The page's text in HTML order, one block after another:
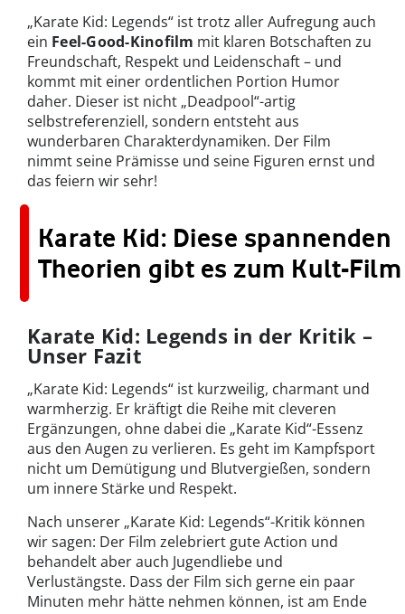
„Karate Kid: Legends“ ist trotz aller Aufregung auch
ein Feel-Good-Kinofilm mit klaren Botschaften zu
Freundschaft, Respekt und Leidenschaft – und
kommt mit einer ordentlichen Portion Humor
daher. Dieser ist nicht „Deadpool“-artig
selbstreferenziell, sondern entsteht aus
wunderbaren Charakterdynamiken. Der Film
nimmt seine Prämisse und seine Figuren ernst und
das feiern wir sehr!
Karate Kid: Diese spannenden
Theorien gibt es zum Kult-Film
Karate Kid: Legends in der Kritik –
Unser Fazit
„Karate Kid: Legends“ ist kurzweilig, charmant und
warmherzig. Er kräftigt die Reihe mit cleveren
Ergänzungen, ohne dabei die „Karate Kid“-Essenz
aus den Augen zu verlieren. Es geht im Kampfsport
nicht um Demütigung und Blutvergießen, sondern
um innere Stärke und Respekt.
Nach unserer „Karate Kid: Legends“-Kritik können
wir sagen: Der Film zelebriert gute Action und
behandelt aber auch Jugendliebe und
Verlustängste. Dass der Film sich gerne ein paar
Minuten mehr hätte nehmen können, ist am Ende